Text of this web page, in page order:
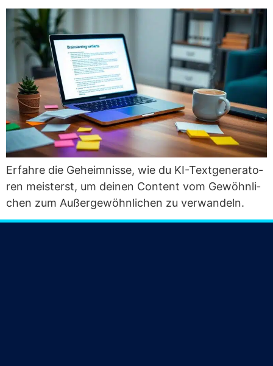
Erfah­re die Geheim­nis­se, wie du KI-Text­ge­ne­ra­to­
ren meis­terst, um dei­nen Con­tent vom Gewöhn­li­
chen zum Außer­ge­wöhn­li­chen zu verwandeln.